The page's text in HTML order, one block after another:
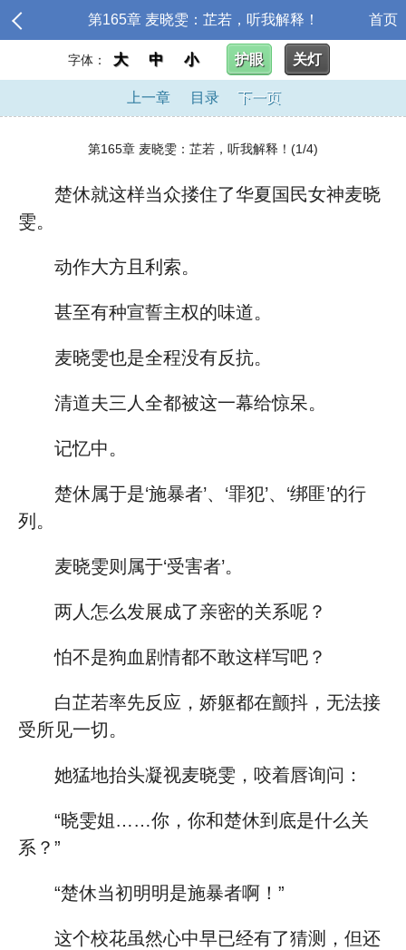
第165章 麦晓雯：芷若，听我解释！ 首页
字体： 大 中 小 护眼 关灯
上一章 目录 下一页
第165章 麦晓雯：芷若，听我解释！(1/4)
楚休就这样当众搂住了华夏国民女神麦晓
雯。
动作大方且利索。
甚至有种宣誓主权的味道。
麦晓雯也是全程没有反抗。
清道夫三人全都被这一幕给惊呆。
记忆中。
楚休属于是‘施暴者’、‘罪犯’、‘绑匪’的行
列。
麦晓雯则属于‘受害者’。
两人怎么发展成了亲密的关系呢？
怕不是狗血剧情都不敢这样写吧？
白芷若率先反应，娇躯都在颤抖，无法接
受所见一切。
她猛地抬头凝视麦晓雯，咬着唇询问：
“晓雯姐……你，你和楚休到底是什么关
系？”
“楚休当初明明是施暴者啊！”
这个校花虽然心中早已经有了猜测，但还